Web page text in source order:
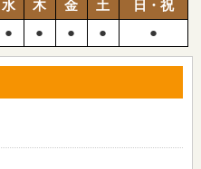
水 木 金 土
日・祝
● ● ● ● ●